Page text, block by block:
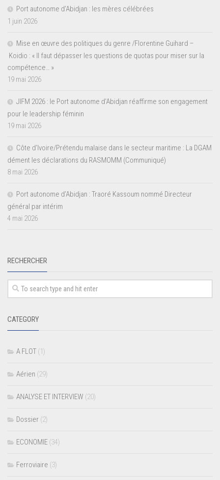
Port autonome d’Abidjan : les mères célébrées
1 juin 2026
Mise en œuvre des politiques du genre /Florentine Guihard –
Koidio : « Il faut dépasser les questions de quotas pour miser sur la
compétence… »
19 mai 2026
JIFM 2026 : le Port autonome d’Abidjan réaffirme son engagement
pour le leadership féminin
19 mai 2026
Côte d’Ivoire/Prétendu malaise dans le secteur maritime : La DGAM
dément les déclarations du RASMOMM (Communiqué)
8 mai 2026
Port autonome d’Abidjan : Traoré Kassoum nommé Directeur
général par intérim
4 mai 2026
RECHERCHER
CATEGORY
A FLOT (1)
Aérien (29)
ANALYSE ET INTERVIEW (20)
Dossier (2)
ECONOMIE (34)
Ferroviaire (3)